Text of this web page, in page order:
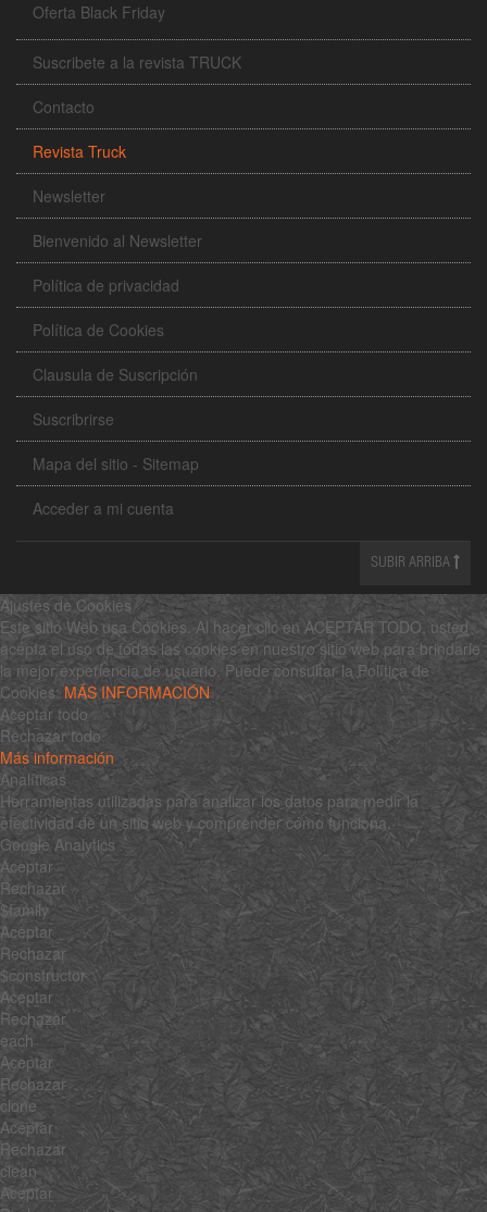
Oferta Black Friday
Suscribete a la revista TRUCK
Contacto
Revista Truck
Newsletter
Bienvenido al Newsletter
Política de privacidad
Política de Cookies
Clausula de Suscripción
Suscribrirse
Mapa del sitio - Sitemap
Acceder a mi cuenta
SUBIR ARRIBA
Ajustes de Cookies
Este sitio Web usa Cookies. Al hacer clic en ACEPTAR TODO, usted
acepta el uso de todas las cookies en nuestro sitio web para brindarle
la mejor experiencia de usuario. Puede consultar la Política de
Cookies: MÁS INFORMACIÓN
Aceptar todo
Rechazar todo
Más información
Analíticas
Herramientas utilizadas para analizar los datos para medir la
efectividad de un sitio web y comprender cómo funciona.
Google Analytics
Aceptar
Rechazar
$family
Aceptar
Rechazar
$constructor
Aceptar
Rechazar
each
Aceptar
Rechazar
clone
Aceptar
Rechazar
clean
Aceptar